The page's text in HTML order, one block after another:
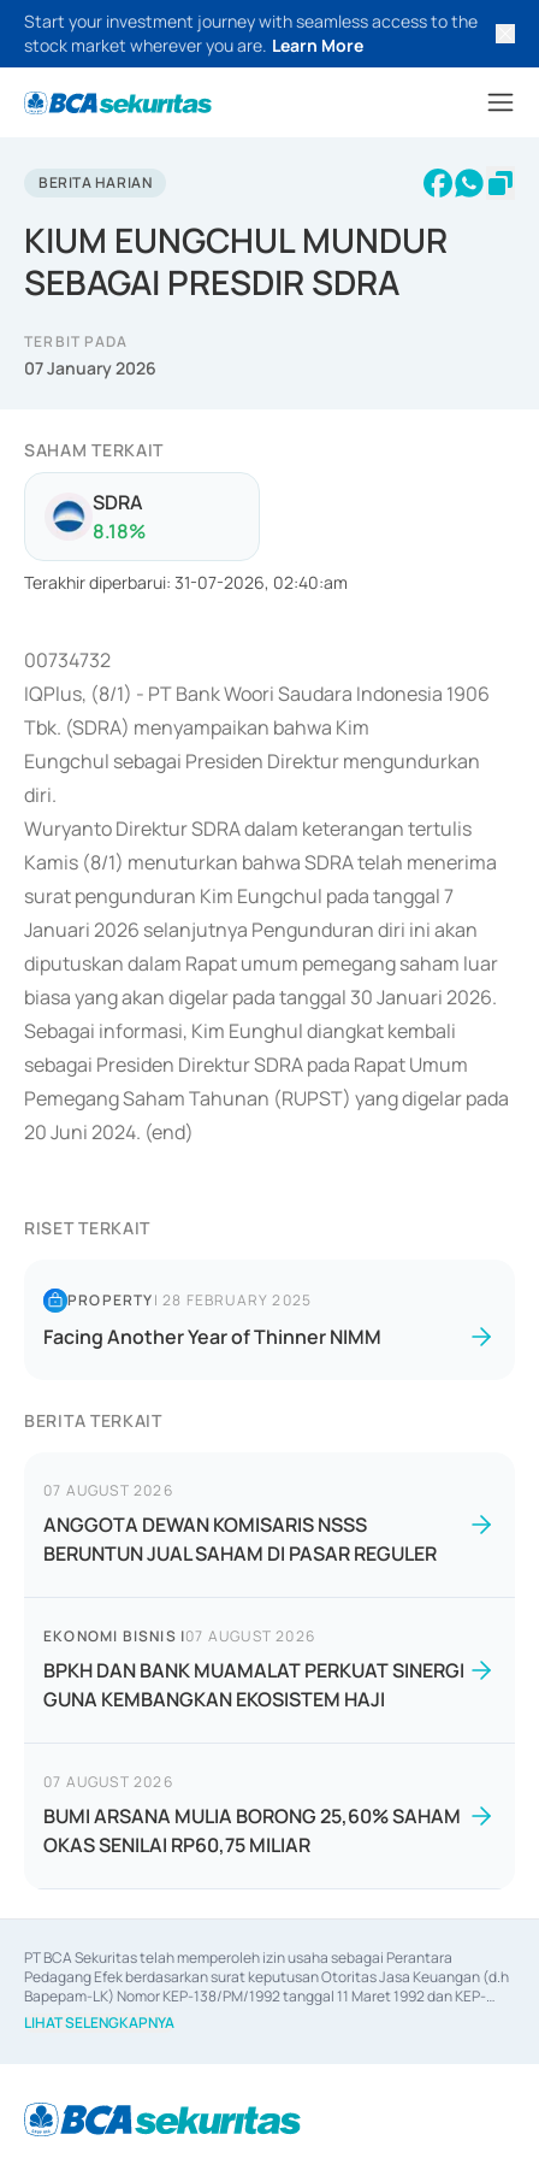
Start your investment journey with seamless access to the
stock market wherever you are. Learn More
BERITA HARIAN
KIUM EUNGCHUL MUNDUR
SEBAGAI PRESDIR SDRA
TERBIT PADA
07 January 2026
SAHAM TERKAIT
SDRA
8.18%
Terakhir diperbarui: 31-07-2026, 02:40:am
00734732
IQPlus, (8/1) - PT Bank Woori Saudara Indonesia 1906
Tbk. (SDRA) menyampaikan bahwa Kim
Eungchul sebagai Presiden Direktur mengundurkan
diri.
Wuryanto Direktur SDRA dalam keterangan tertulis
Kamis (8/1) menuturkan bahwa SDRA telah menerima
surat pengunduran Kim Eungchul pada tanggal 7
Januari 2026 selanjutnya Pengunduran diri ini akan
diputuskan dalam Rapat umum pemegang saham luar
biasa yang akan digelar pada tanggal 30 Januari 2026.
Sebagai informasi, Kim Eunghul diangkat kembali
sebagai Presiden Direktur SDRA pada Rapat Umum
Pemegang Saham Tahunan (RUPST) yang digelar pada
20 Juni 2024. (end)
RISET TERKAIT
PROPERTY|28 FEBRUARY 2025
Facing Another Year of Thinner NIMM
BERITA TERKAIT
07 AUGUST 2026
ANGGOTA DEWAN KOMISARIS NSSS
BERUNTUN JUAL SAHAM DI PASAR REGULER
EKONOMI BISNIS |07 AUGUST 2026
BPKH DAN BANK MUAMALAT PERKUAT SINERGI
GUNA KEMBANGKAN EKOSISTEM HAJI
07 AUGUST 2026
BUMI ARSANA MULIA BORONG 25,60% SAHAM
OKAS SENILAI RP60,75 MILIAR
PT BCA Sekuritas telah memperoleh izin usaha sebagai Perantara
Pedagang Efek berdasarkan surat keputusan Otoritas Jasa Keuangan (d.h
Bapepam-LK) Nomor KEP-138/PM/1992 tanggal 11 Maret 1992 dan KEP-
06/D.04/2014 tanggal 28 Februari 2014, izin usaha sebagai Penjamin Emisi
Efek berdasarkan surat keputusan Otoritas Jasa Keuangan Nomor KEP-
berdasarkan surat keputusan Otoritas Jasa Keuangan Nomor S-
67/PM.21/2017 tanggal 3 Februari 2017, dan beberapa izin usaha lainnya
LIHAT SELENGKAPNYA